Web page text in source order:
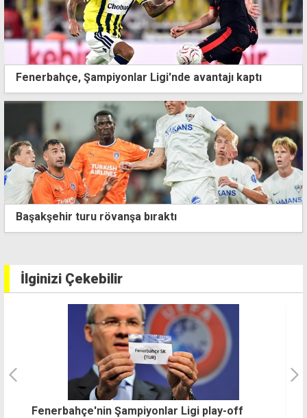
Fenerbahçe, Şampiyonlar Ligi'nde avantajı kaptı
Başakşehir turu rövanşa bıraktı
İlginizi Çekebilir
Bursaspor taraftarı șov yaptı: Bir hazırlık